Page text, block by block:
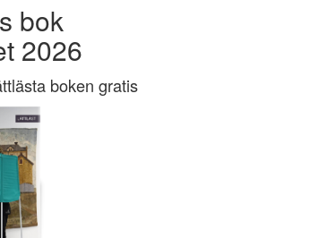
bok
2026
boken gratis